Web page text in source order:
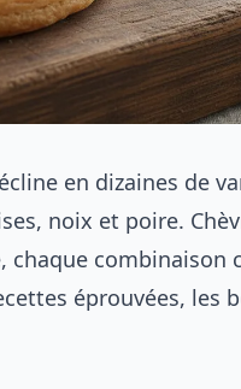
en dizaines de
noix et poire.
combinaison
éprouvées, les